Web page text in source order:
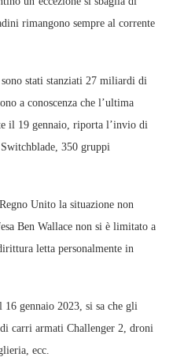
rimangono sempre al corrente
stati stanziati 27 miliardi di
a conoscenza che l’ultima
il 19 gennaio, riporta l’invio di
350 gruppi
Unito la situazione non
Ben Wallace non si è limitato a
letta personalmente in
gennaio 2023, si sa che gli
carri armati Challenger 2, droni
ecc.